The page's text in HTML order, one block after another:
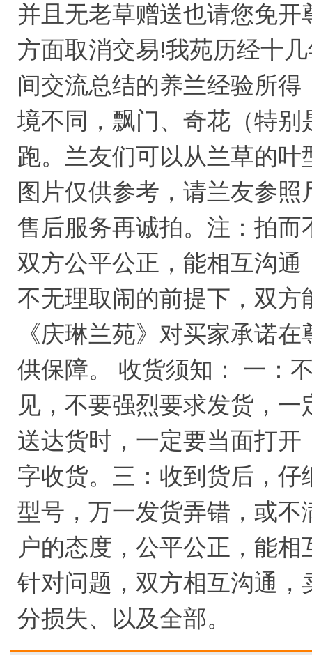
并且无老草赠送也请您免
方面取消交易!我苑历经十
间交流总结的养兰经验所
境不同，飘门、奇花（特
跑。兰友们可以从兰草的
图片仅供参考，请兰友参
售后服务再诚拍。注：拍
双方公平公正，能相互沟
不无理取闹的前提下，双
《庆琳兰苑》对买家承诺
供保障。 收货须知： 一：
见，不要强烈要求发货，
送达货时，一定要当面打
字收货。三：收到货后，
型号，万一发货弄错，或
户的态度，公平公正，能
针对问题，双方相互沟通
分损失、以及全部。